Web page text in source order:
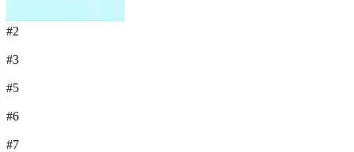
#2
#3
#5
#6
#7